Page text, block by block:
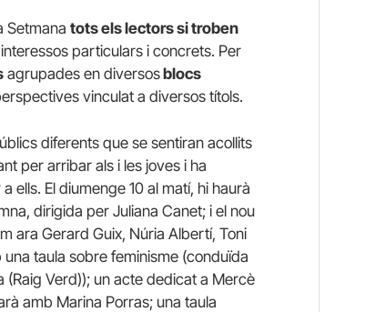
Setmana tots els lectors si troben
particulars i concrets. Per
agrupades en diversosblocs
vinculat a diversos títols.
diferents que se sentiran acollits
per arribar als i les joves i ha
El diumenge 10 al matí, hi haurà
dirigida per Juliana Canet; i el nou
ara Gerard Guix, Núria Albertí, Toni
taula sobre feminisme (conduïda
Verd)); un acte dedicat a Mercè
amb Marina Porras; una taula